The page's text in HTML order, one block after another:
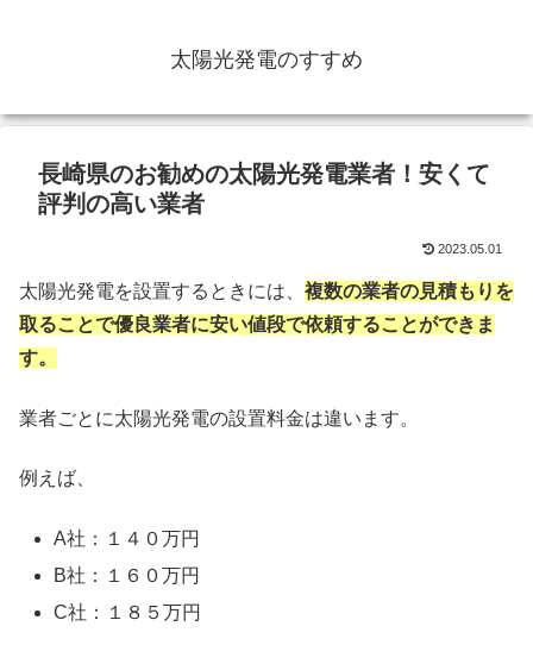
太陽光発電のすすめ
長崎県のお勧めの太陽光発電業者！安くて
評判の高い業者
2023.05.01
太陽光発電を設置するときには、 複数の業者の見積もりを
取ることで優良業者に安い値段で依頼することができま
す。
業者ごとに太陽光発電の設置料金は違います。
例えば、
A社：１４０万円
B社：１６０万円
C社：１８５万円